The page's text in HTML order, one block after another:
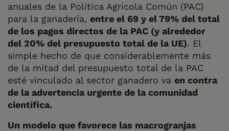
anuales de la Política Agrícola Común (PAC)
para la ganadería, entre el 69 y el 79% del total
de los pagos directos de la PAC (y alrededor
del 20% del presupuesto total de la UE). El
simple hecho de que considerablemente más
de la mitad del presupuesto total de la PAC
esté vinculado al sector ganadero va en contra
de la advertencia urgente de la comunidad
científica.
Un modelo que favorece las macrogranjas